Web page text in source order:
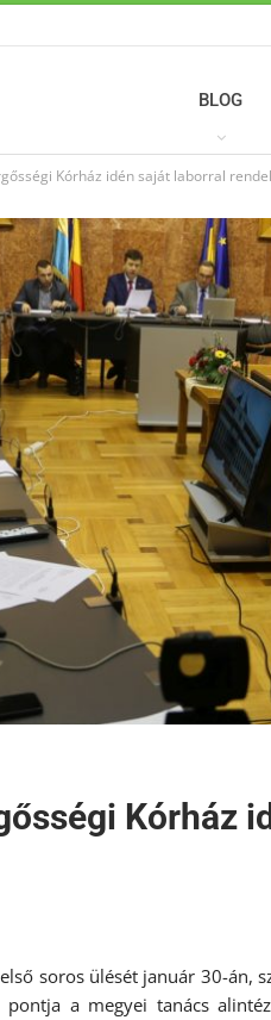
BLOG
Kórház idén saját laborral
Kórház
soros ülését január 30-án,
a megyei tanács